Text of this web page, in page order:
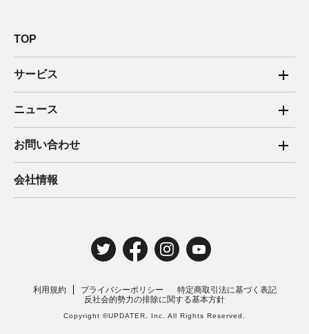
TOP
サービス
ご家庭向け電力サービス
法人向け脱炭素サービス
住宅用太陽光売電 卒FIT
ニュース
2025年
2024年
2019年
お問い合わせ
ご家庭向け電力サービス・卒FIT電気の売電
法人向け脱炭素サービス・新電力向けサービス
電気工事のお申込み
会社情報
利用規約 プライバシーポリシー
特定商取引法に基づく表記
反社会的勢力の排除に関する基本方針
Copyright ©UPDATER, Inc. All Rights Reserved.